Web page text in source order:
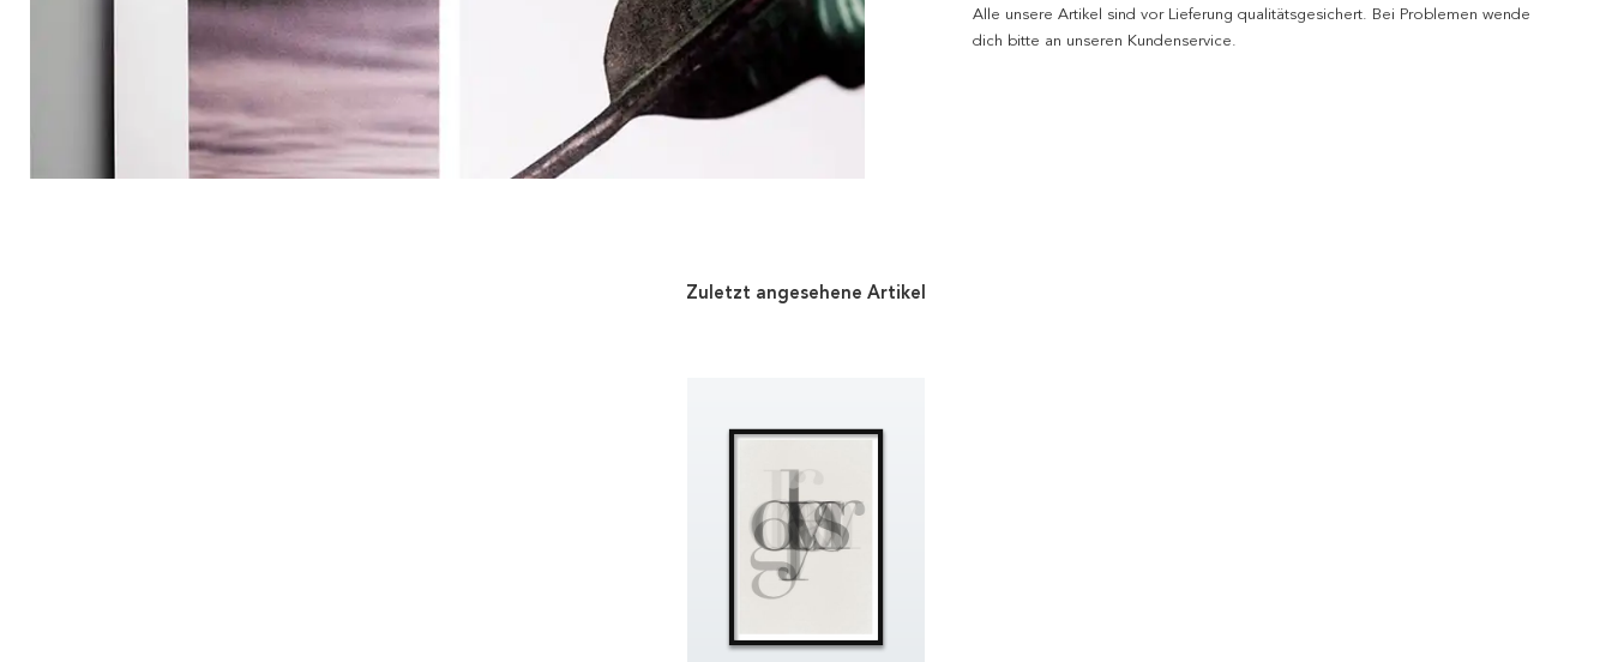
Alle unsere Artikel sind vor Lieferung qualitätsgesichert. Bei Problemen wende
dich bitte an unseren Kundenservice.
Zuletzt angesehene Artikel